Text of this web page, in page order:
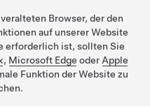
Browser, der den
auf unserer Website
erforderlich ist, sollten Sie
, Microsoft Edge oder Apple
Funktion der Website zu